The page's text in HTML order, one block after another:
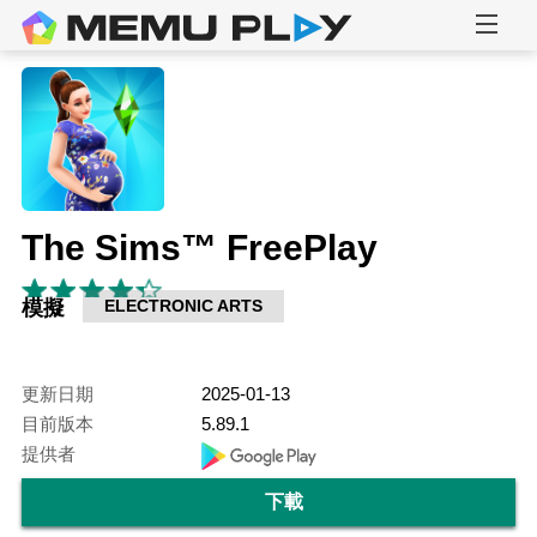
The Sims™ FreePlay
模擬 ELECTRONIC ARTS
更新日期
2025-01-13
目前版本
5.89.1
提供者
下載